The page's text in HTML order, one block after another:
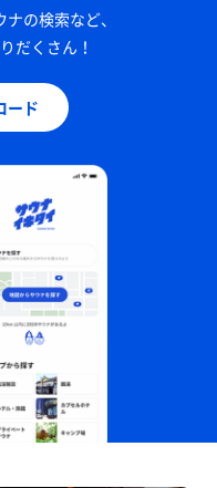
の検索など、
だくさん！
ード